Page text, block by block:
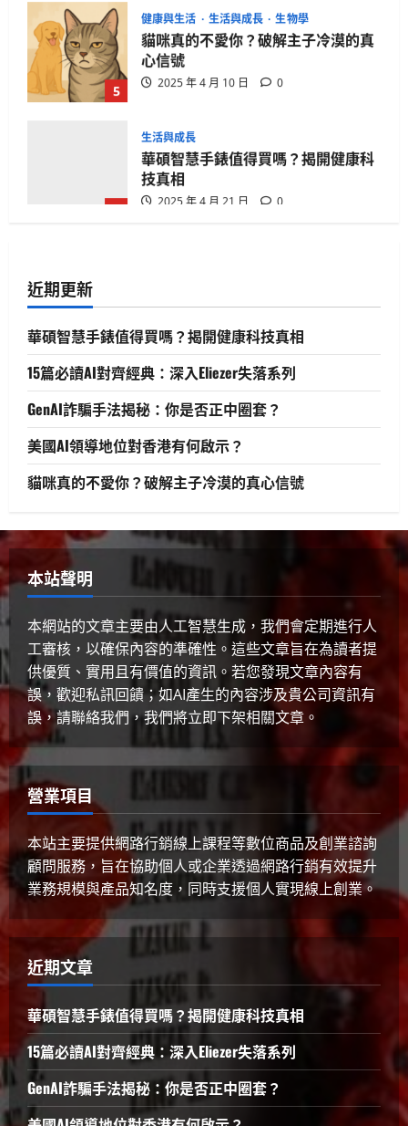
5
貓咪真的不愛你？破解主子冷漠的真
心信號
2025 年 4 月 10 日
華碩智慧手錶值得買嗎？揭開健康科
技真相
2025 年 4 月 21 日
2 2025 年 4 月 21 日 0
3
軟體實務操作
GenAI詐騙手法揭秘：你是否正中圈
套？
2025 年 4 月 10 日 0
4
生活與成長
2025 年 4 月 10 日 0
5
健康與生活 生活與成長 生物學
貓咪真的不愛你？破解主子冷漠的真
心信號
2025 年 4 月 10 日 0
近期更新
華碩智慧手錶值得買嗎？揭開健康科技真相
15篇必讀AI對齊經典：深入Eliezer失落系列
GenAI詐騙手法揭秘：你是否正中圈套？
美國AI領導地位對香港有何啟示？
貓咪真的不愛你？破解主子冷漠的真心信號
本站聲明
本網站的文章主要由人工智慧生成，我們會定期進行人
工審核，以確保內容的準確性。這些文章旨在為讀者提
供優質、實用且有價值的資訊。若您發現文章內容有
誤，歡迎私訊回饋；如AI產生的內容涉及貴公司資訊有
誤，請聯絡我們，我們將立即下架相關文章。
營業項目
本站主要提供網路行銷線上課程等數位商品及創業諮詢
顧問服務，旨在協助個人或企業透過網路行銷有效提升
業務規模與產品知名度，同時支援個人實現線上創業。
近期文章
華碩智慧手錶值得買嗎？揭開健康科技真相
15篇必讀AI對齊經典：深入Eliezer失落系列
GenAI詐騙手法揭秘：你是否正中圈套？